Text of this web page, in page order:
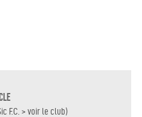
F.C. > voir le club)